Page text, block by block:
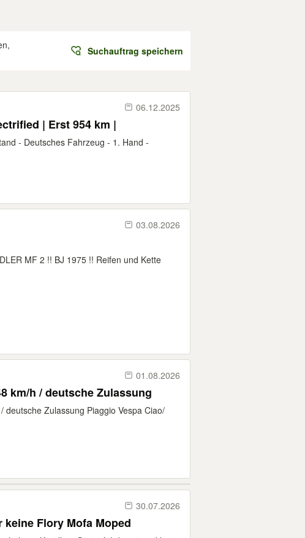
Suchauftrag speichern
06.12.2025
| Erst 954 km |
- Deutsches Fahrzeug - 1. Hand -
03.08.2026
MF 2 !! BJ 1975 !! Reifen und Kette
01.08.2026
km/h / deutsche Zulassung
deutsche Zulassung Piaggio Vespa Ciao/
30.07.2026
Flory Mofa Moped